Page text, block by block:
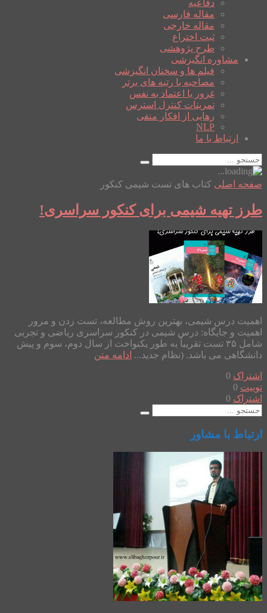
دفاعیه
مقاله فارسی
مقاله خارجی
ثبت اختراع
طرح پژوهشی
مشاوره انگیزشی
فیلم ها و سخنان انگیزشی
مصاحبه با رتبه های برتر
غرور یا اعتماد به نفس
تمرینات کنترل استرس
رهایی از افکار منفی
NLP
ارتباط با ما
صفحه اصلی کتاب های تست شیمی کنکور
طرز تهیه شیمی برای کنکور سراسری!
اهمیت درس شیمی، بهترین روش مطالعه، تست زدن و مرور
اهمیت و جایگاه: درس شیمی در کنکور سراسری ریاضی و تجربی
شامل ۳۵ تست تقریباً به طور یکنواخت از سال دوم، سوم و پیش
دانشگاهی می باشد. (نظام جدید... ادامه متن
اشتراک 0
توییت 0
اشتراک 0
ارتباط با مشاور